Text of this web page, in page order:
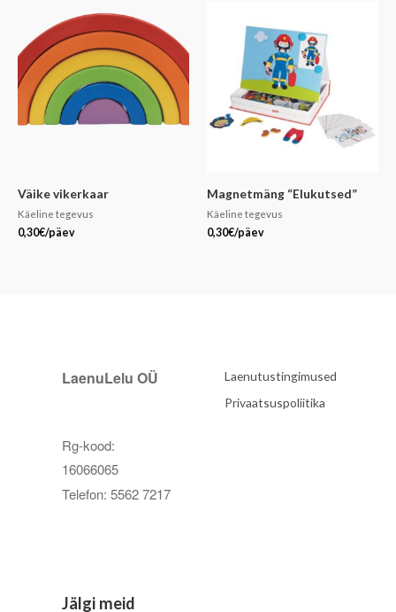
Väike vikerkaar
Käeline tegevus
0,30€/päev
Magnetmäng “Elukutsed”
Käeline tegevus
0,30€/päev
LaenuLelu OÜ
Rg-kood:
16066065
Telefon: 5562 7217
Laenutustingimused
Privaatsuspoliitika
Jälgi meid